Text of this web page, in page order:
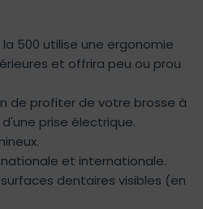
500 utilise une ergonomie
et offrira peu ou prou
de profiter de votre brosse à
prise électrique.
et internationale.
dentaires visibles (en